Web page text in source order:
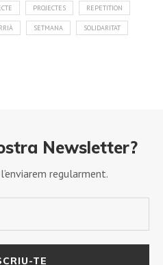
PROJECTES REPETITION
SETMANA SOLIDARITAT
Newsletter?
regularment.